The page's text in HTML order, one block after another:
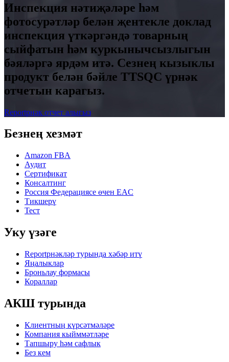
Инспекция нәтиҗәләре һәм
фотосурәтләр белән җентекле доклад
инспекция үткәргәндә товарның
сыйфатын һәм куркынычсызлыгын
бәяләргә ярдәм итә. Сезнең кызыклы
продукт белән бәйле TTSQC үрнәк
отчетын карагыз.
Reportрнәк отчет алыгыз
Безнең хезмәт
Amazon FBA
Аудит
Сертификат
Консалтинг
Россия Федерациясе өчен EAC
Тикшерү
Тест
Уку үзәге
Reportрнәкләр турында хәбәр итү
Яңалыклар
Броньлау формасы
Кораллар
АКШ турында
Клиентның күрсәтмәләре
Компания кыйммәтләре
Тапшыру һәм сафлык
Без кем